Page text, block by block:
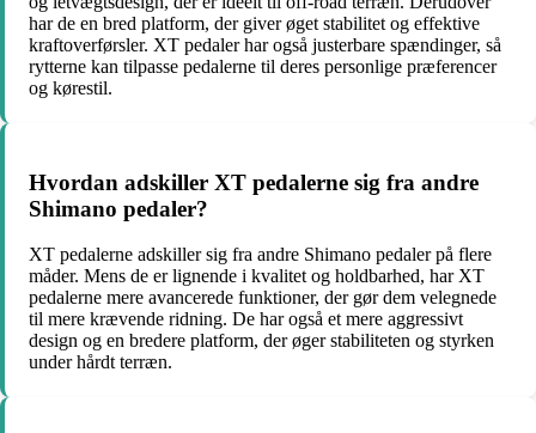
har de en bred platform, der giver øget stabilitet og effektive
kraftoverførsler. XT pedaler har også justerbare spændinger, så
rytterne kan tilpasse pedalerne til deres personlige præferencer
og kørestil.
Hvordan adskiller XT pedalerne sig fra andre
Shimano pedaler?
XT pedalerne adskiller sig fra andre Shimano pedaler på flere
måder. Mens de er lignende i kvalitet og holdbarhed, har XT
pedalerne mere avancerede funktioner, der gør dem velegnede
til mere krævende ridning. De har også et mere aggressivt
design og en bredere platform, der øger stabiliteten og styrken
under hårdt terræn.